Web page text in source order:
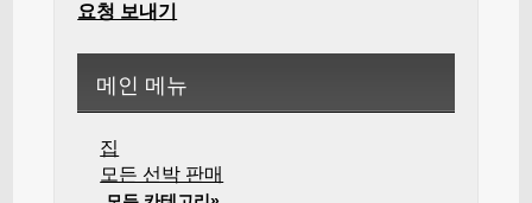
요청 보내기
메인 메뉴
집
모든 선박 판매